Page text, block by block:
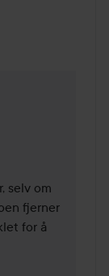
på Lyko.lades 1
selv om
fjerner
for å